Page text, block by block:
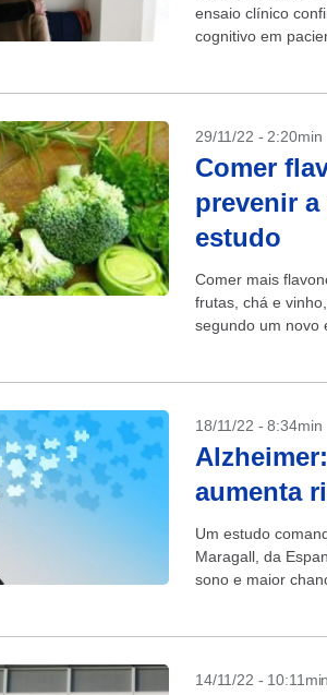
ensaio clínico
cognitivo em
29/11/22 - 2:20min
Comer
prevenir
estudo
Comer mais
frutas, chá e
segundo um novo
18/11/22 - 8:34min
aumenta
Um estudo
Maragall, da
sono e maior
14/11/22 - 10:11min